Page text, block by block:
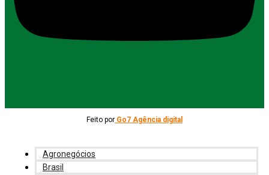
Feito por Go7 Agência digital
Agronegócios
Brasil